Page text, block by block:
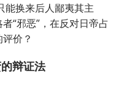
能换来后人鄙夷其主
“邪恶”，在反对日帝占
价？
辩证法